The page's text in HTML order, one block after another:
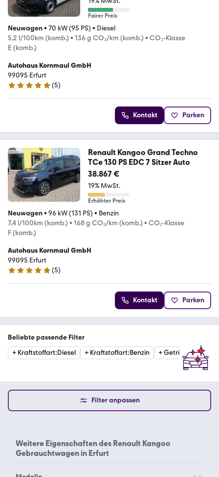
Fairer Preis
Neuwagen• 70 kW (95 PS) • Diesel
5,2 l/100km (komb.) • 136 g CO₂/km (komb.) • CO₂-Klasse
E (komb.)
Autohaus Kornmaul GmbH
99095 Erfurt
5 Sterne
(5)
Kontakt Parken
Renault Kangoo Grand Techno
TCe 130 PS EDC 7 Sitzer Auto
38.867 €
19% MwSt.
Erhöhter Preis
Neuwagen• 96 kW (131 PS) • Benzin
7,4 l/100km (komb.) • 168 g CO₂/km (komb.) • CO₂-Klasse
F (komb.)
Autohaus Kornmaul GmbH
99095 Erfurt
5 Sterne
(5)
Kontakt Parken
Beliebte passende Filter
+ Kraftstoffart:Diesel + Kraftstoffart:Benzin +Getriebe:
Filter anpassen
Weitere Eigenschaften des Renault Kangoo
Gebrauchtwagen in Erfurt